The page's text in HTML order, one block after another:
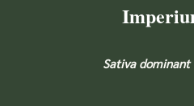
Sativa dominant